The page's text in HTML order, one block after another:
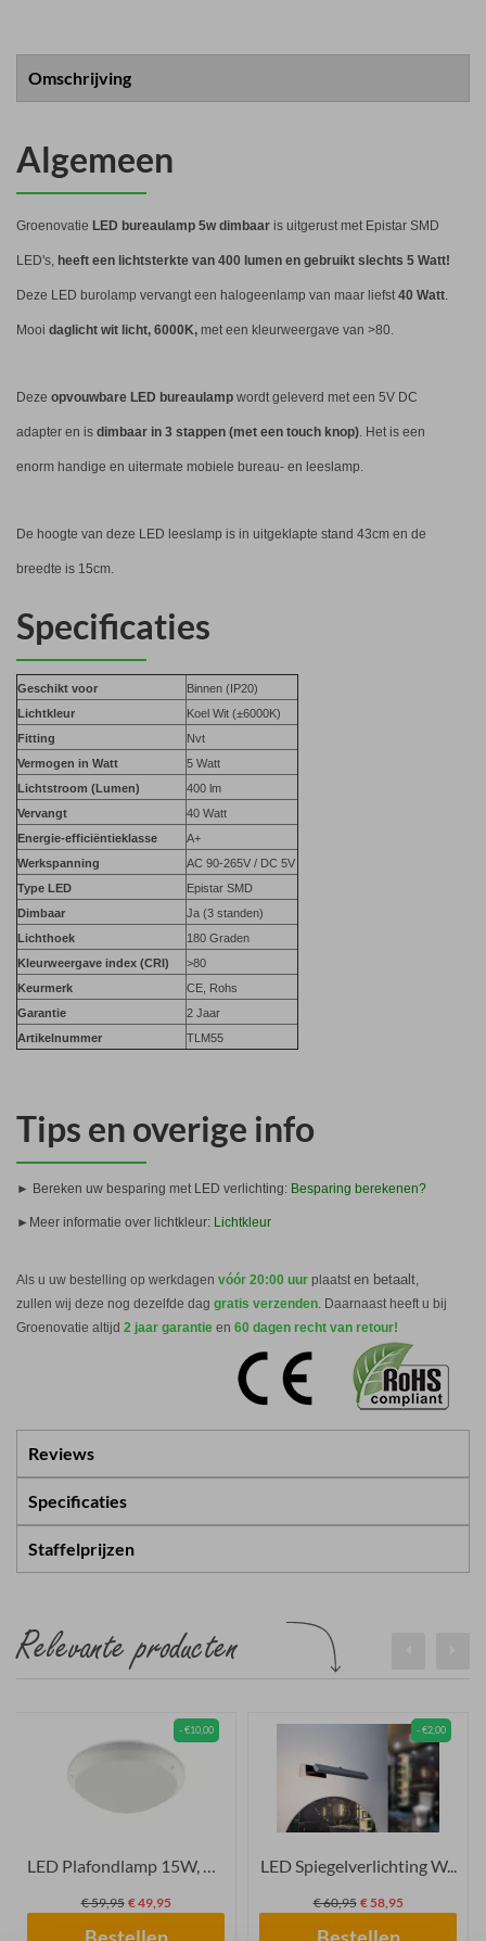
Omschrijving
Algemeen
Groenovatie LED bureaulamp 5w dimbaar is uitgerust met Epistar SMD
LED's, heeft een lichtsterkte van 400 lumen en gebruikt slechts 5 Watt!
Deze LED burolamp vervangt een halogeenlamp van maar liefst40 Watt.
Mooi daglicht wit licht, 6000K, met een kleurweergave van >80.
Deze opvouwbare LED bureaulamp wordt geleverd met een 5V DC
adapter en is dimbaar in 3 stappen (met een touch knop). Het is een
enorm handige en uitermate mobiele bureau- en leeslamp.
De hoogte van deze LED leeslamp is in uitgeklapte stand 43cm en de
breedte is 15cm.
Specificaties
Geschikt voor
Binnen (IP20)
Lichtkleur
Koel Wit (±6000K)
Fitting
Nvt
Vermogen in Watt
5 Watt
Lichtstroom (Lumen)
400 lm
Vervangt
40 Watt
Energie-efficiëntieklasse
A+
Werkspanning
AC 90-265V / DC 5V
Type LED
Epistar SMD
Dimbaar
Ja (3 standen)
Lichthoek
180 Graden
Kleurweergave index (CRI)
>80
Keurmerk
CE, Rohs
Garantie
2 Jaar
Artikelnummer
TLM55
Tips en overige info
► Bereken uw besparing met LED verlichting: Besparing berekenen?
► Meer informatie over lichtkleur: Lichtkleur
Als u uw bestelling op werkdagen vóór 20:00 uur plaatsten betaalt,
zullen wij deze nog dezelfde dag gratis verzenden. Daarnaast heeft u bij
Groenovatie altijd 2 jaar garantie en 60 dagen recht van retour!
Reviews
Specificaties
Staffelprijzen
Relevante producten
- €10,00
LED Plafondlamp 15W, Ron...
€ 59,95 € 49,95
- €2,00
LED Spiegelverlichting W...
€ 60,95 € 58,95